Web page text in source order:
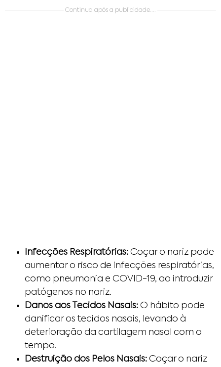
Continua após a publicidade....
Infecções Respiratórias: Coçar o nariz pode
aumentar o risco de infecções respiratórias,
como pneumonia e COVID-19, ao introduzir
patógenos no nariz.
Danos aos Tecidos Nasais: O hábito pode
danificar os tecidos nasais, levando à
deterioração da cartilagem nasal com o
tempo.
Destruição dos Pelos Nasais: Coçar o nariz